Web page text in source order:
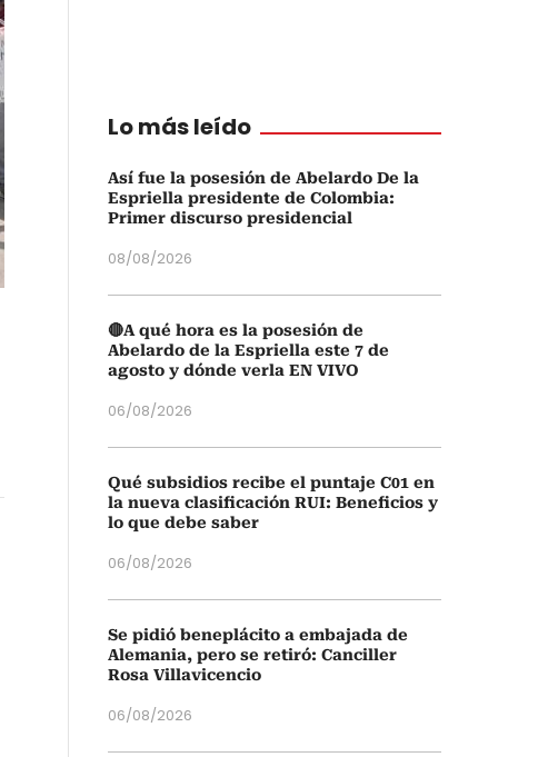
Lo más leído
Así fue la posesión de Abelardo De la
Espriella presidente de Colombia:
Primer discurso presidencial
08/08/2026
🔴A qué hora es la posesión de
Abelardo de la Espriella este 7 de
agosto y dónde verla EN VIVO
06/08/2026
Qué subsidios recibe el puntaje C01 en
la nueva clasificación RUI: Beneficios y
lo que debe saber
06/08/2026
Se pidió beneplácito a embajada de
Alemania, pero se retiró: Canciller
Rosa Villavicencio
06/08/2026